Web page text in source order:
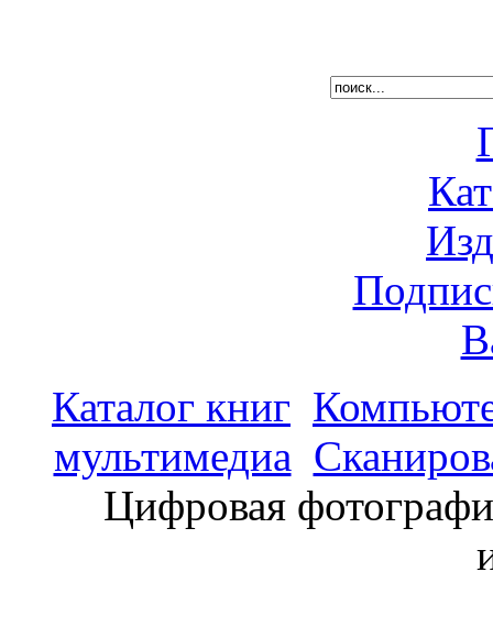
Каталог книг
мультимедиа
Цифровая